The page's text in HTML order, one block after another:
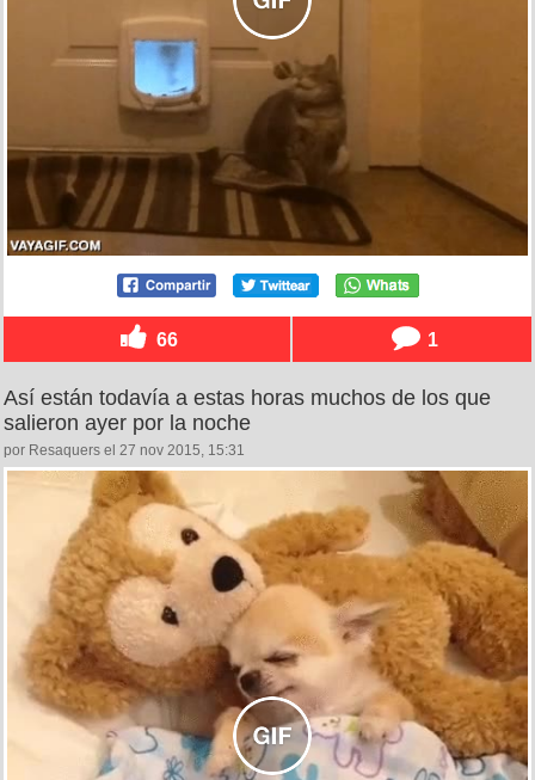
66 1
Así están todavía a estas horas muchos de los que
salieron ayer por la noche
por Resaquers el 27 nov 2015, 15:31